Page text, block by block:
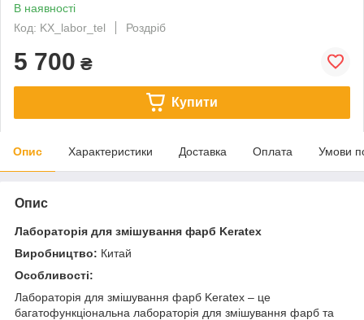
В наявності
Код: KX_labor_tel
Роздріб
5 700 ₴
Купити
Опис Характеристики Доставка Оплата Умови
Опис
Лабораторія для змішування фарб Keratex
Виробництво: Китай
Особливості:
Лабораторія для змішування фарб Keratex – це
багатофункціональна лабораторія для змішування фарб та